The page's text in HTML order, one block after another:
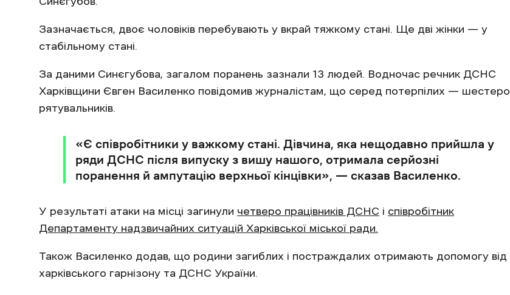
Зазначається, двоє чоловіків перебувають у вкрай тяжкому стані. Ще дві жінки — у
стабільному стані.
За даними Синєгубова, загалом поранень зазнали 13 людей. Водночас речник ДСНС
Харківщини Євген Василенко повідомив журналістам, що серед потерпілих — шестеро
рятувальників.
«Є співробітники у важкому стані. Дівчина, яка нещодавно прийшла у
ряди ДСНС після випуску з вишу нашого, отримала серйозні
поранення й ампутацію верхньої кінцівки», — сказав Василенко.
У результаті атаки на місці загинули четверо працівників ДСНС і співробітник
Департаменту надзвичайних ситуацій Харківської міської ради.
Також Василенко додав, що родини загиблих і постраждалих отримають допомогу від
харківського гарнізону та ДСНС України.